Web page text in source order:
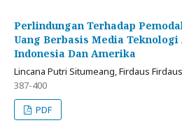
Perlindungan Terhadap
Uang Berbasis Media
Indonesia Dan Amerika
Lincana Putri Situmeang, Firdaus
387-400
PDF